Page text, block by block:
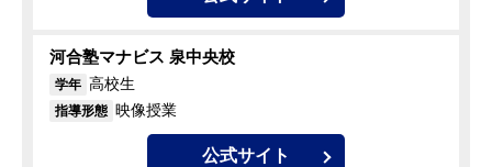
河合塾マナビス 泉中央校
学年 高校生
指導形態 映像授業
公式サイト